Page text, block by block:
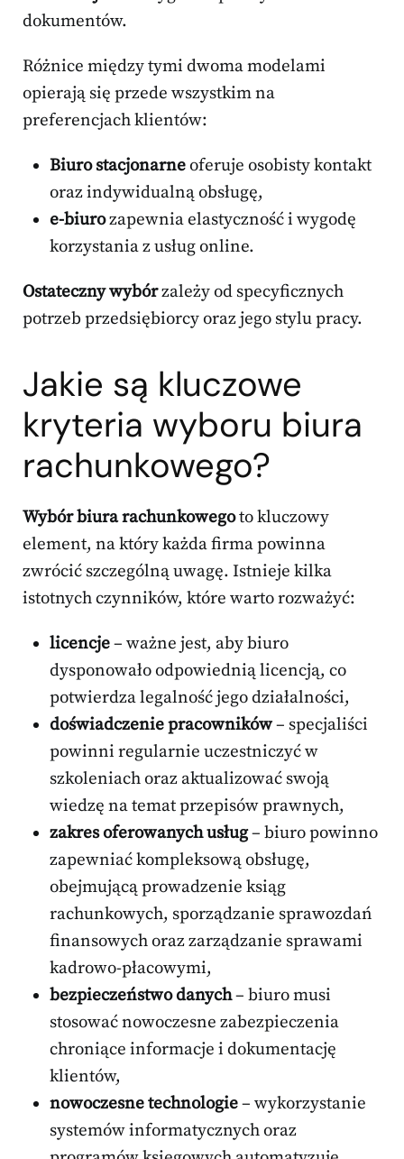
dokumentów.
Różnice między tymi dwoma modelami
opierają się przede wszystkim na
preferencjach klientów:
Biuro stacjonarneoferuje osobisty kontakt
oraz indywidualną obsługę,
e-biurozapewnia elastyczność i wygodę
korzystania z usług online.
Ostateczny wybórzależy od specyficznych
potrzeb przedsiębiorcy oraz jego stylu pracy.
Jakie są kluczowe
kryteria wyboru biura
rachunkowego?
Wybór biura rachunkowegoto kluczowy
element, na który każda firma powinna
zwrócić szczególną uwagę. Istnieje kilka
istotnych czynników, które warto rozważyć:
licencje– ważne jest, aby biuro
dysponowało odpowiednią licencją, co
potwierdza legalność jego działalności,
doświadczenie pracowników– specjaliści
powinni regularnie uczestniczyć w
szkoleniach oraz aktualizować swoją
wiedzę na temat przepisów prawnych,
zakres oferowanych usług– biuro powinno
zapewniać kompleksową obsługę,
obejmującą prowadzenie ksiąg
rachunkowych, sporządzanie sprawozdań
finansowych oraz zarządzanie sprawami
kadrowo-płacowymi,
bezpieczeństwo danych– biuro musi
stosować nowoczesne zabezpieczenia
chroniące informacje i dokumentację
klientów,
nowoczesne technologie– wykorzystanie
systemów informatycznych oraz